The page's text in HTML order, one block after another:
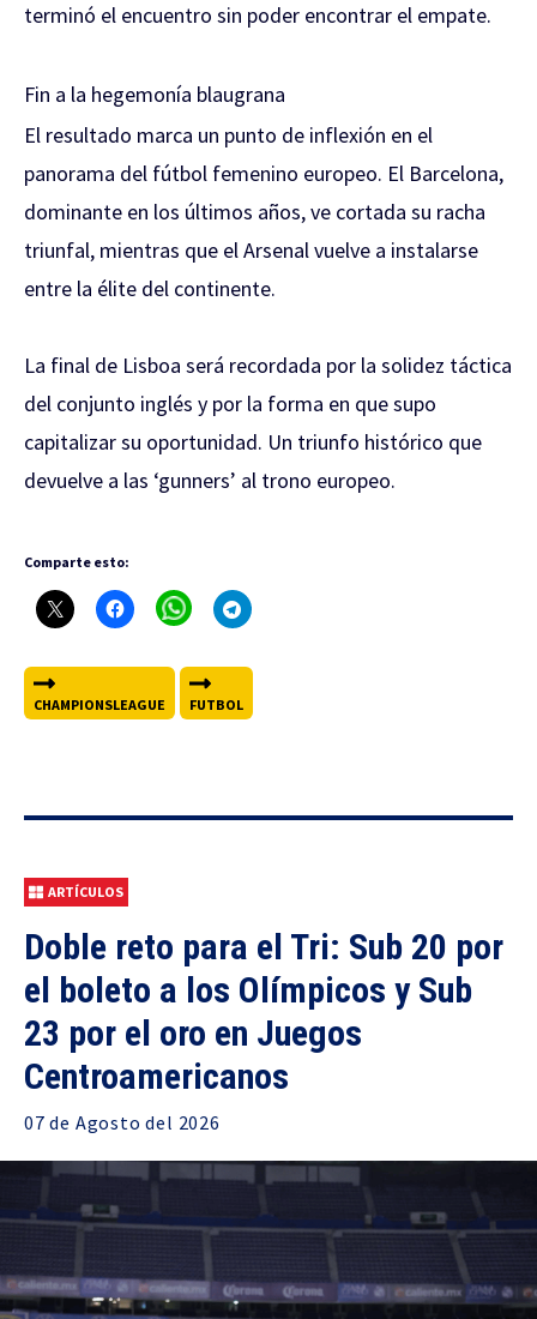
terminó el encuentro sin poder encontrar el empate.
Fin a la hegemonía blaugrana
El resultado marca un punto de inflexión en el
panorama del fútbol femenino europeo. El Barcelona,
dominante en los últimos años, ve cortada su racha
triunfal, mientras que el Arsenal vuelve a instalarse
entre la élite del continente.
La final de Lisboa será recordada por la solidez táctica
del conjunto inglés y por la forma en que supo
capitalizar su oportunidad. Un triunfo histórico que
devuelve a las ‘gunners’ al trono europeo.
Comparte esto:
CHAMPIONSLEAGUE FUTBOL
ARTÍCULOS
Doble reto para el Tri: Sub 20 por
el boleto a los Olímpicos y Sub
23 por el oro en Juegos
Centroamericanos
07 de Agosto del 2026